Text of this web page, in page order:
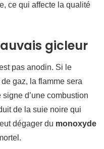
ce qui affecte la qualité
gicleur
pas anodin. Si le
gaz, la flamme sera
signe d’une combustion
de la suie noire qui
dégager du monoxyde